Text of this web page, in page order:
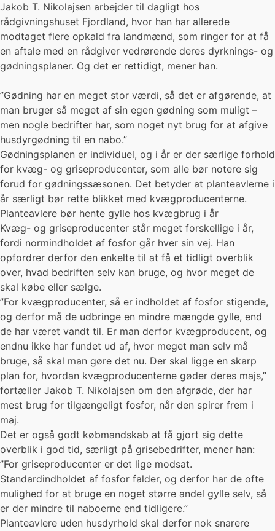
Jakob T. Nikolajsen arbejder til dagligt hos
rådgivningshuset Fjordland, hvor han har allerede
modtaget flere opkald fra landmænd, som ringer for at få
en aftale med en rådgiver vedrørende deres dyrknings- og
gødningsplaner. Og det er rettidigt, mener han.
”Gødning har en meget stor værdi, så det er afgørende, at
man bruger så meget af sin egen gødning som muligt –
men nogle bedrifter har, som noget nyt brug for at afgive
husdyrgødning til en nabo.”
Gødningsplanen er individuel, og i år er der særlige forhold
for kvæg- og griseproducenter, som alle bør notere sig
forud for gødningssæsonen. Det betyder at planteavlerne i
år særligt bør rette blikket med kvægproducenterne.
Planteavlere bør hente gylle hos kvægbrug i år
Kvæg- og griseproducenter står meget forskellige i år,
fordi normindholdet af fosfor går hver sin vej. Han
opfordrer derfor den enkelte til at få et tidligt overblik
over, hvad bedriften selv kan bruge, og hvor meget de
skal købe eller sælge.
”For kvægproducenter, så er indholdet af fosfor stigende,
og derfor må de udbringe en mindre mængde gylle, end
de har været vandt til. Er man derfor kvægproducent, og
endnu ikke har fundet ud af, hvor meget man selv må
bruge, så skal man gøre det nu. Der skal ligge en skarp
plan for, hvordan kvægproducenterne gøder deres majs,”
fortæller Jakob T. Nikolajsen om den afgrøde, der har
mest brug for tilgængeligt fosfor, når den spirer frem i
maj.
Det er også godt købmandskab at få gjort sig dette
overblik i god tid, særligt på grisebedrifter, mener han:
”For griseproducenter er det lige modsat.
Standardindholdet af fosfor falder, og derfor har de ofte
mulighed for at bruge en noget større andel gylle selv, så
er der mindre til naboerne end tidligere.”
Planteavlere uden husdyrhold skal derfor nok snarere